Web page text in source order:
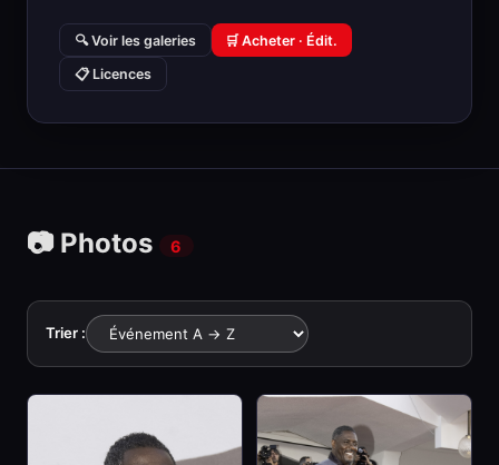
🔍 Voir les galeries 🛒 Acheter · Édit.
📋 Licences
📷 Photos 6
Trier :